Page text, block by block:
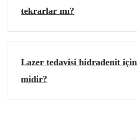
tekrarlar mı?
Lazer tedavisi hidradenit
midir?